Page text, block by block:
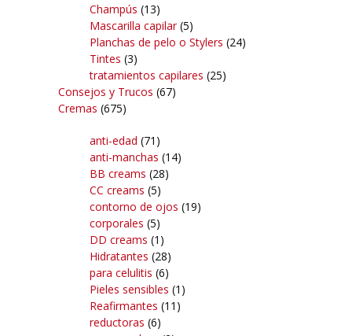
Champús (13)
Mascarilla capilar(5)
Planchas de pelo o Stylers (24)
Tintes (3)
tratamientos capilares (25)
Consejos y Trucos (67)
Cremas (675)
anti-edad (71)
anti-manchas (14)
BB creams (28)
CC creams (5)
contorno de ojos (19)
corporales (5)
DD creams (1)
Hidratantes (28)
para celulitis (6)
Pieles sensibles (1)
Reafirmantes (11)
reductoras (6)